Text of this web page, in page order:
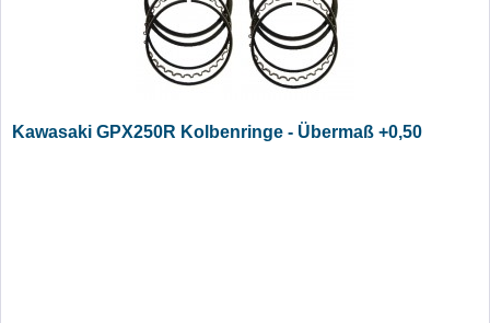
Kawasaki GPX250R Kolbenringe - Übermaß +0,50